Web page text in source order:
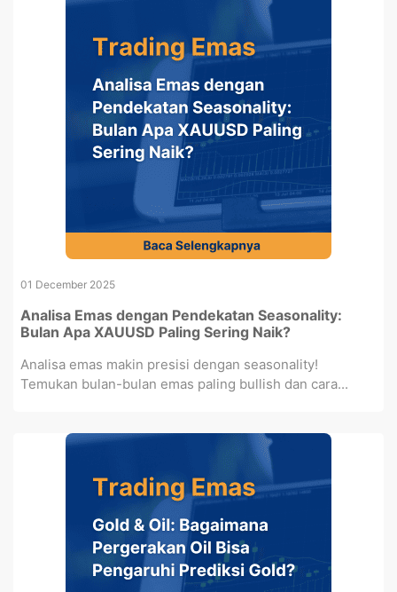
01 December 2025
Analisa Emas dengan Pendekatan Seasonality:
Bulan Apa XAUUSD Paling Sering Naik?
Analisa emas makin presisi dengan seasonality!
Temukan bulan-bulan emas paling bullish dan cara...